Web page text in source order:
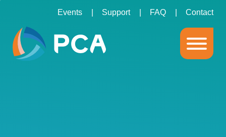
Events Support FAQ Contact